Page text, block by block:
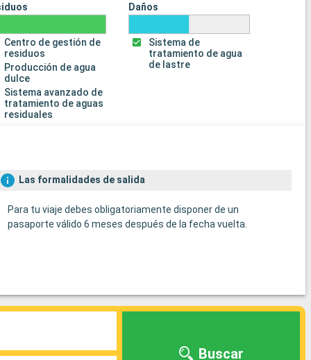
Centro de gestión de
residuos
Producción de agua
dulce
Sistema avanzado de
tratamiento de aguas
residuales
Daños
Sistema de
tratamiento de agua
de lastre
Las formalidades de salida
Para tu viaje debes obligatoriamente disponer de un
pasaporte válido 6 meses después de la fecha vuelta.
Buscar